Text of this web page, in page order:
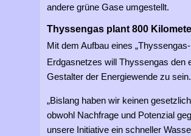
andere grüne Gase umgestellt.
Thyssengas plant 800
Mit dem Aufbau eines
Erdgasnetzes will Thyssengas den
Gestalter der Energiewende zu sein.
„Bislang haben wir keinen
obwohl Nachfrage und Potenzial
unsere Initiative ein schneller